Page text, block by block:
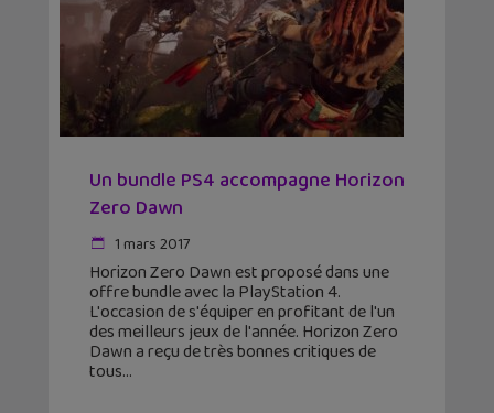
Un bundle PS4 accompagne Horizon
Zero Dawn
1 mars 2017
Horizon Zero Dawn est proposé dans une
offre bundle avec la PlayStation 4.
L'occasion de s'équiper en profitant de l'un
des meilleurs jeux de l'année. Horizon Zero
Dawn a reçu de très bonnes critiques de
tous